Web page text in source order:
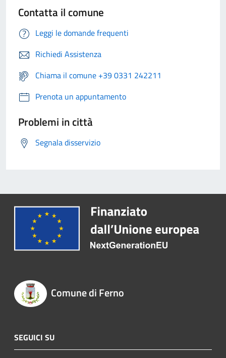
Contatta il comune
Leggi le domande frequenti
Richiedi Assistenza
Chiama il comune +39 0331 242211
Prenota un appuntamento
Problemi in città
Segnala disservizio
Comune di Ferno
SEGUICI SU